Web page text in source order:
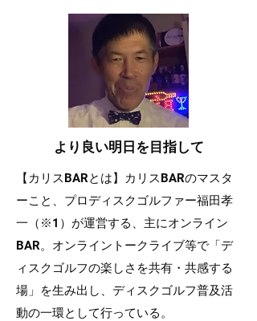
より良い明日を目指して
【カリスBARとは】カリスBARのマスタ
ーこと、プロディスクゴルファー福田孝
一（※1）が運営する、主にオンライン
BAR。オンライントークライブ等で「デ
ィスクゴルフの楽しさを共有・共感する
場」を生み出し、ディスクゴルフ普及活
動の一環として行っている。